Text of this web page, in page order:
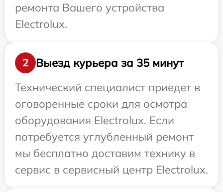
ремонта Вашего устройства
Electrolux.
2
Выезд курьера за 35 минут
Технический специалист приедет в
оговоренные сроки для осмотра
оборудования Electrolux. Если
потребуется углубленный ремонт
мы бесплатно доставим технику в
сервис в сервисный центр Electrolux.